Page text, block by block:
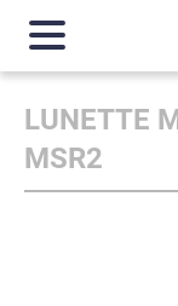
LUNETTE
MSR2